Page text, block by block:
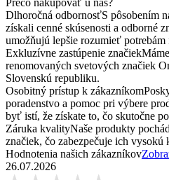
Dlhoročná odbornosťS pôsobením
získali cenné skúsenosti a odborné
umožňujú lepšie rozumieť potrebám
Exkluzívne zastúpenie značiek
renomovaných svetových značiek
Slovenskú republiku.
Osobitný prístup k zákazníkom
poradenstvo a pomoc pri výbere
byť istí, že získate to, čo skutočne
Záruka kvalityNaše produkty
značiek, čo zabezpečuje ich
Hodnotenia našich zákazníkov
26.07.2026